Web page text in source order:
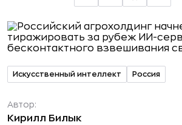
Искусственный интеллект Россия
Автор:
Кирилл Билык